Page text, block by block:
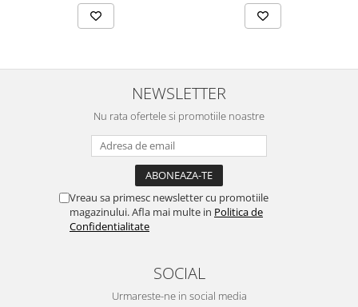
NEWSLETTER
Nu rata ofertele si promotiile noastre
Vreau sa primesc newsletter cu promotiile
magazinului. Afla mai multe in Politica de
Confidentialitate
SOCIAL
Urmareste-ne in social media